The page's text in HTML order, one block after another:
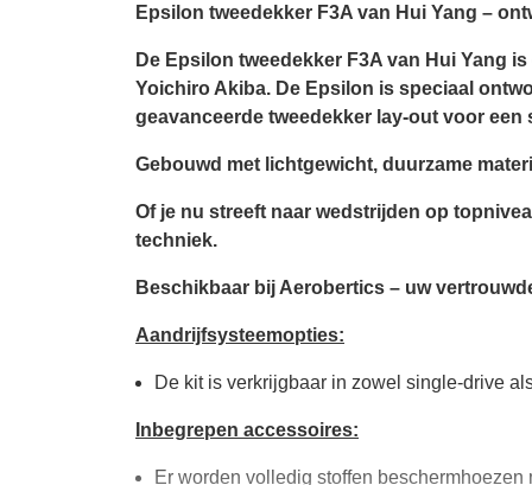
Epsilon tweedekker F3A van Hui Yang –
De Epsilon tweedekker F3A van Hui Yang
Yoichiro Akiba. De Epsilon is speciaal
geavanceerde tweedekker lay-out voor
Gebouwd met lichtgewicht, duurzame
Of je nu streeft naar wedstrijden op
techniek.
Beschikbaar bij Aerobertics – uw
Aandrijfsysteemopties:
De kit is verkrijgbaar in zowel single-drive
Inbegrepen accessoires:
Er worden volledig stoffen